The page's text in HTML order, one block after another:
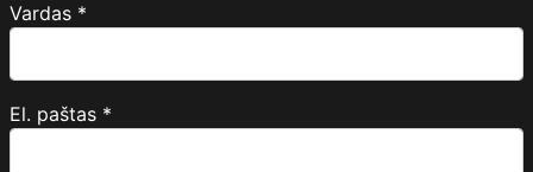
Vardas *
El. paštas *